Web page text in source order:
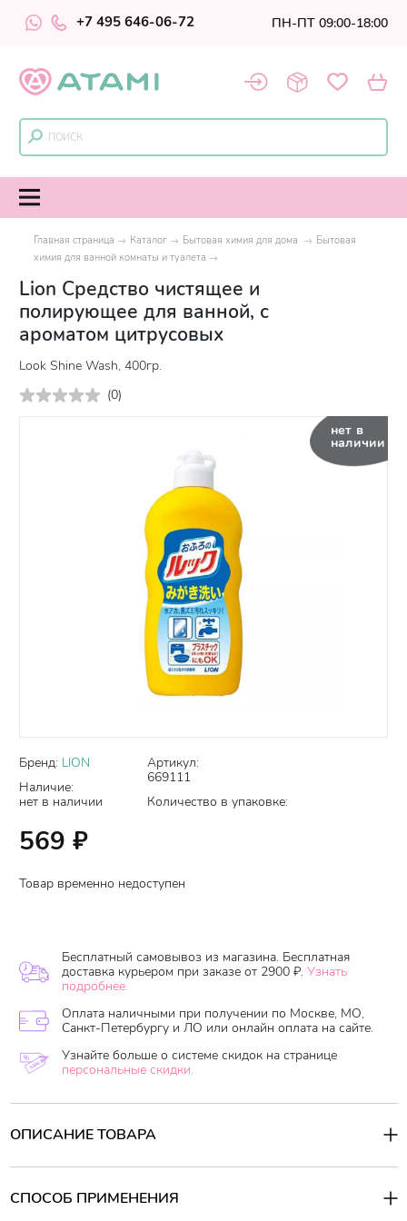
+7 495 646-06-72 ПН-ПТ 09:00-18:00
Главная страница Каталог Бытовая химия для дома
Бытовая
химия для ванной комнаты и туалета
Lion Средство чистящее и
полирующее для ванной, с
ароматом цитрусовых
Look Shine Wash, 400гр.
(0)
нет в
наличии
Бренд: LION
Наличие:
нет в наличии
Артикул:
669111
Количество в упаковке:
569 ₽
Товар временно недоступен
Бесплатный самовывоз из магазина. Бесплатная
доставка курьером при заказе от 2900 ₽. Узнать
подробнее.
Оплата наличными при получении по Москве, МО,
Санкт-Петербургу и ЛО или онлайн оплата на сайте.
Узнайте больше о системе скидок на странице
персональные скидки.
ОПИСАНИЕ ТОВАРА
Чистящее средство для ваннойLION Look Shine Washс
СПОСОБ ПРИМЕНЕНИЯ